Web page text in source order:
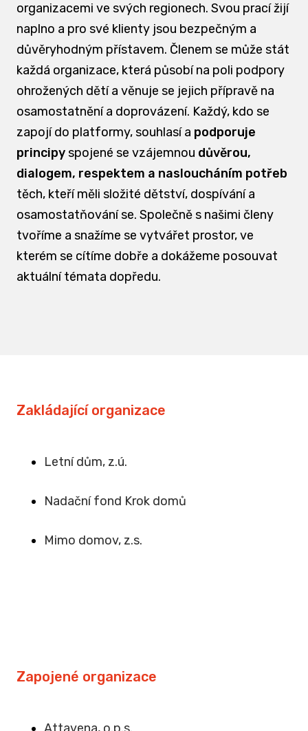
organizacemi ve svých regionech. Svou prací žijí
naplno a pro své klienty jsou bezpečným a
důvěryhodným přístavem. Členem se může stát
každá organizace, která působí na poli podpory
ohrožených dětí a věnuje se jejich přípravě na
osamostatnění a doprovázení. Každý, kdo se
zapojí do platformy, souhlasí a podporuje
principyspojené se vzájemnou důvěrou,
dialogem, respektem a nasloucháním potřeb
těch, kteří měli složité dětství, dospívání a
osamostatňování se. Společně s našimi členy
tvoříme a snažíme se vytvářet prostor, ve
kterém se cítíme dobře a dokážeme posouvat
aktuální témata dopředu.
Zakládající organizace
Letní dům, z.ú.
Nadační fond Krok domů
Mimo domov, z.s.
Zapojené organizace